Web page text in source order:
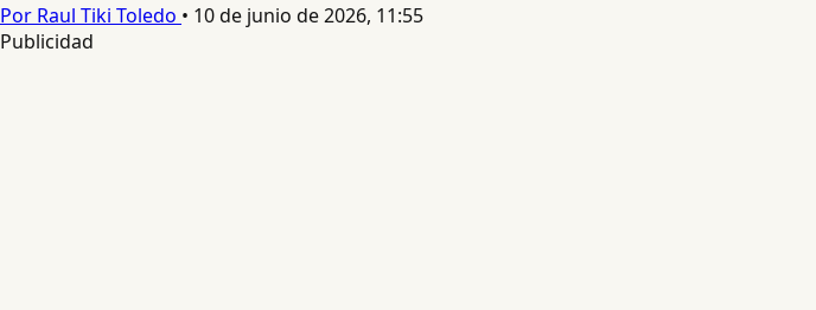
Por Raul Tiki Toledo • 10 de junio de 2026, 11:55
Publicidad